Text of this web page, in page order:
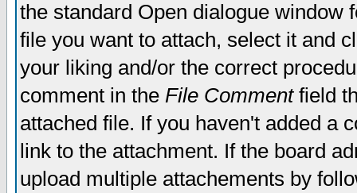
the standard Open dialogue window
file you want to attach, select it and
your liking and/or the correct
comment in the File Commentfield
attached file. If you haven't added a
link to the attachment. If the board
upload multiple attachements by